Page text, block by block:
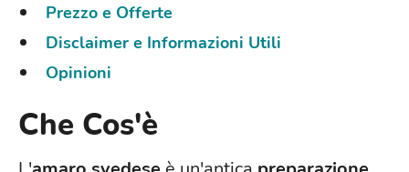
Prezzo e Offerte
Disclaimer e Informazioni Utili
Opinioni
Che Cos'è